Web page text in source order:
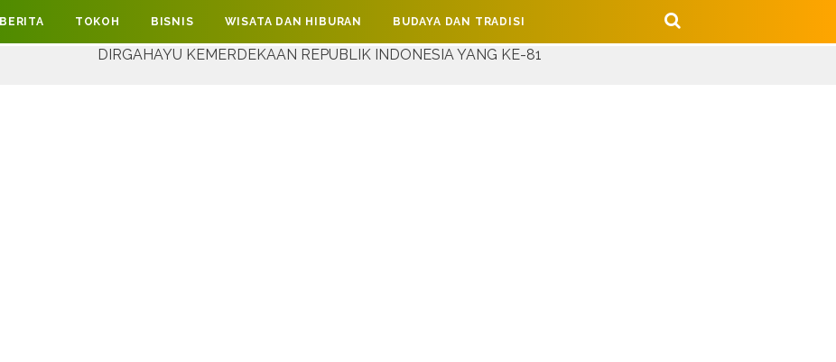
DIRGAHAYU KEMERDEKAAN REPUBLIK INDONESIA YANG KE-81
BERITA TOKOH BISNIS WISATA DAN HIBURAN BUDAYA DAN TRADISI